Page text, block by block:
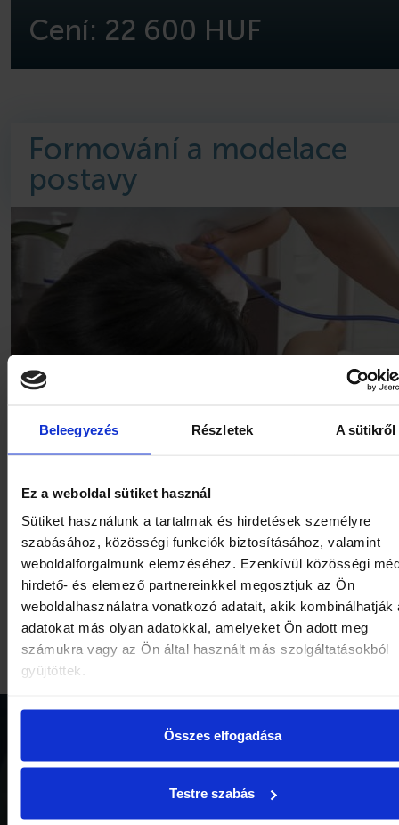
Beleegyezés Részletek A sütikről
Ez a weboldal sütiket használ
Sütiket használunk a tartalmak és hirdetések személyre
szabásához, közösségi funkciók biztosításához, valamint
weboldalforgalmunk elemzéséhez. Ezenkívül közösségi
hirdető- és elemező partnereinkkel megosztjuk az Ön
weboldalhasználatra vonatkozó adatait, akik kombinálhatják
adatokat más olyan adatokkal, amelyeket Ön adott meg
számukra vagy az Ön által használt más szolgáltatásokból
gyűjtöttek.
Összes elfogadása
Testre szabás
Cení: 22 600 HUF
Formování a modelace
postavy
Otevírací doba
Platební metody
Download Center